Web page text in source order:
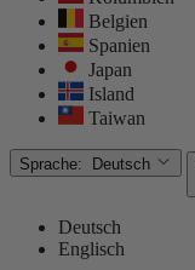
Belgien
Spanien
Japan
Island
Taiwan
Sprache: Deutsch
Deutsch
Englisch